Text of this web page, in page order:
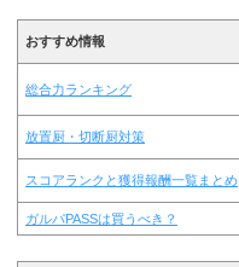
おすすめ情報
総合力ランキング
放置厨・切断厨対策
スコアランクと獲得報酬一覧まとめ
ガルパPASSは買うべき？